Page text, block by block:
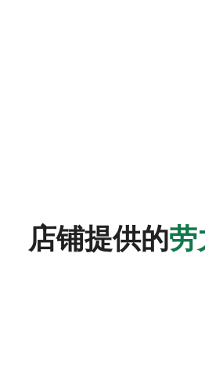
店铺提供的劳